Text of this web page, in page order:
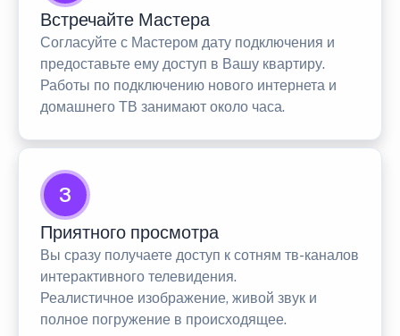
Встречайте Мастера
Согласуйте с Мастером дату подключения и
предоставьте ему доступ в Вашу квартиру.
Работы по подключению нового интернета и
домашнего ТВ занимают около часа.
3
Приятного просмотра
Вы сразу получаете доступ к сотням тв-каналов
интерактивного телевидения.
Реалистичное изображение, живой звук и
полное погружение в происходящее.